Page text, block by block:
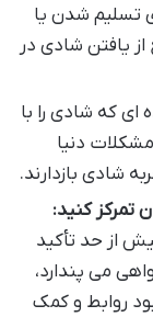
تسلیم شدن یا
یافتن شادی در
ای که شادی را با
دنیا
شادی بازدارند.
تمرکز کنید:
از حد تأکید
می پندارد،
روابط و کمک